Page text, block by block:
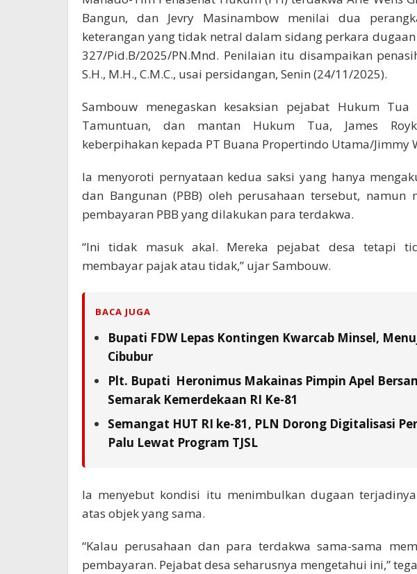
Bangun, dan Jevry Masinambow menilai dua
keterangan yang tidak netral dalam sidang perkara
327/Pid.B/2025/PN.Mnd. Penilaian itu disampaikan
S.H., M.H., C.M.C., usai persidangan, Senin (24/11/2025).
Sambouw menegaskan kesaksian pejabat Hukum Tua
Tamuntuan, dan mantan Hukum Tua, James
keberpihakan kepada PT Buana Propertindo Utama/Jimmy
Ia menyoroti pernyataan kedua saksi yang hanya
dan Bangunan (PBB) oleh perusahaan tersebut, namun
pembayaran PBB yang dilakukan para terdakwa.
“Ini tidak masuk akal. Mereka pejabat desa tetapi
membayar pajak atau tidak,” ujar Sambouw.
BACA JUGA
Bupati FDW Lepas Kontingen Kwarcab Minsel,
Cibubur
Plt. Bupati Heronimus Makainas Pimpin Apel
Semarak Kemerdekaan RI Ke-81
Semangat HUT RI ke-81, PLN Dorong Digitalisasi
Palu Lewat Program TJSL
Ia menyebut kondisi itu menimbulkan dugaan
atas objek yang sama.
“Kalau perusahaan dan para terdakwa sama-sama
pembayaran. Pejabat desa seharusnya mengetahui ini,”